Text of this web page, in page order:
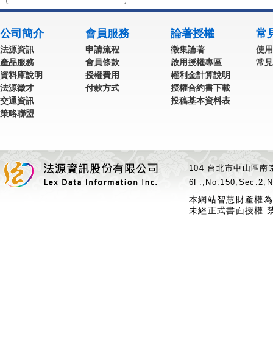
公司簡介
法源資訊
產品服務
資料庫說明
法源徵才
交通資訊
策略聯盟
會員服務
申請流程
會員條款
授權費用
付款方式
論著授權
徵集論著
啟用授權專區
權利金計算說明
授權合約書下載
投稿基本資料表
常
使
常
104 台北市中山區
本網站智慧財產權
未經正式書面授權